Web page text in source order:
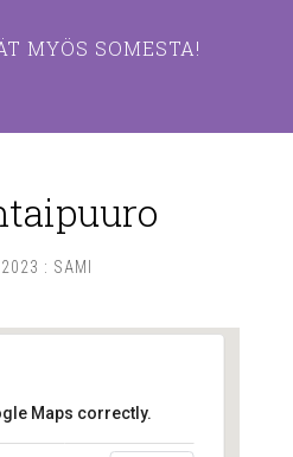
MYÖS SOMESTA!
: SAMI
Maps correctly.